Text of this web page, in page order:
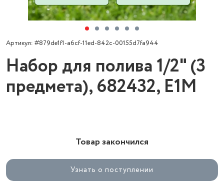
Артикул: #879de1f1-a6cf-11ed-842c-00155d7fa944
Набор для полива 1/2" (3
предмета), 682432, E1M
Товар закончился
Узнать о поступлении